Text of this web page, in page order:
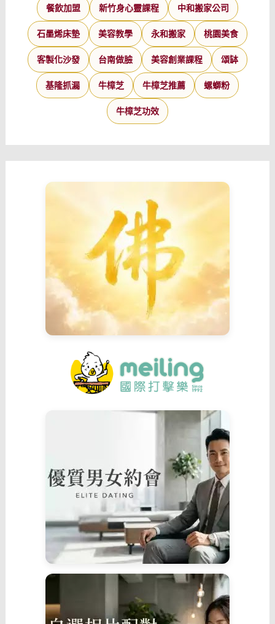
餐飲加盟 新竹身心靈課程 中和搬家公司
石墨烯床墊 美容教學 永和搬家 桃園美食
客製化沙發 台南做臉 美容創業課程 頌缽
基隆抓漏 牛樟芝 牛樟芝推薦 螺螄粉
牛樟芝功效